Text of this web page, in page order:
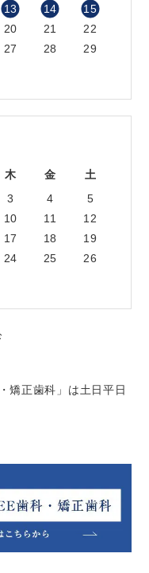
13 14
15
20 21
22
27 28
29
木 金
土
3 4
5
10 11
12
17 18
19
24 25
26
矯正歯科」は土日平日